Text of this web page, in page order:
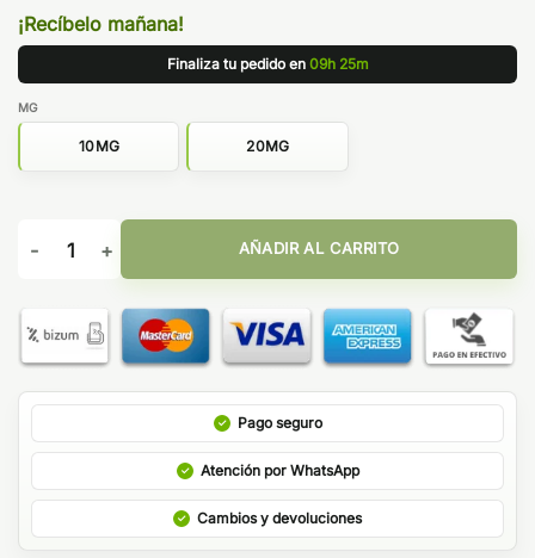
¡Recíbelo mañana!
Finaliza tu pedido en 09h 25m
MG
10MG 20MG
Pachamama Self Juice Salts Strawberry Grapefruit 10ml
AÑADIR AL CARRITO
Pago seguro
Atención por WhatsApp
Cambios y devoluciones